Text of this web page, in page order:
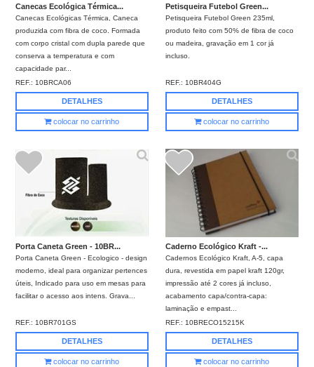
Canecas Ecológica Térmica...
Canecas Ecológicas Térmica, Caneca
produzida com fibra de coco. Formada
com corpo cristal com dupla parede que
conserva a temperatura e com
capacidade par...
REF.:10BRCA06
DETALHES
colocar no carrinho
Petisqueira Futebol Green...
Petisqueira Futebol Green 235ml,
produto feito com 50% de fibra de coco
ou madeira, gravação em 1 cor já
incluso.
REF.:10BR404G
DETALHES
colocar no carrinho
Porta Caneta Green - 10BR...
Porta Caneta Green - Ecologico - design
moderno, ideal para organizar pertences
úteis, Indicado para uso em mesas para
facilitar o acesso aos intens. Grava...
REF.: 10BR701GS
DETALHES
colocar no carrinho
Caderno Ecológico Kraft -...
Cadernos Ecológico Kraft, A-5, capa
dura, revestida em papel kraft 120gr,
impressão até 2 cores já incluso,
acabamento capa/contra-capa:
laminação e empast...
REF.: 10BRECO15215K
DETALHES
colocar no carrinho